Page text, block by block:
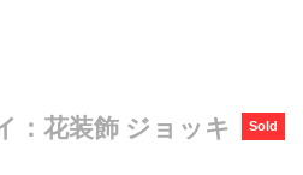
Sold
：花装飾 ジョッキ